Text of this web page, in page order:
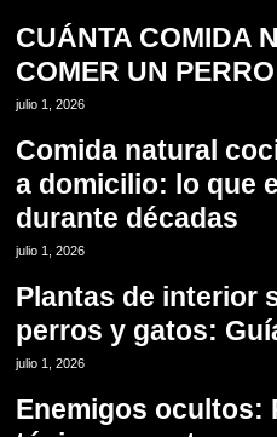
CUÁNTA COMIDA
COMER UN
julio 1, 2026
Comida natural
a domicilio: lo que
durante décadas
julio 1, 2026
Plantas de interior
perros y gatos:
julio 1, 2026
Enemigos ocultos: